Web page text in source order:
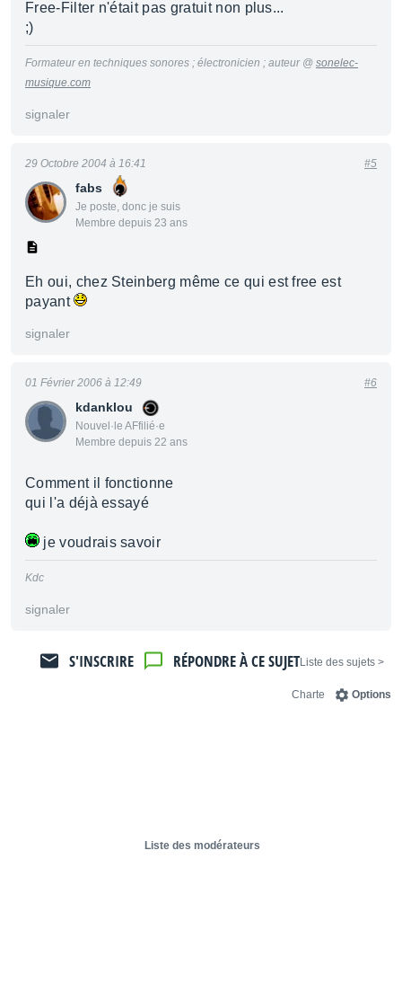
Free-Filter n'était pas gratuit non plus...
;)
Formateur en techniques sonores ; électronicien ; auteur @ sonelec-
musique.com
signaler
fabs
Je poste, donc je suis
Membre depuis 23 ans
29 Octobre 2004 à 16:41 #5
Eh oui, chez Steinberg même ce qui est free est
payant
signaler
kdanklou
Nouvel·le AFfilié·e
Membre depuis 22 ans
01 Février 2006 à 12:49 #6
Comment il fonctionne
qui l'a déjà essayé
je voudrais savoir
Kdc
signaler
< Liste des sujets
RÉPONDRE À CE SUJET
S'INSCRIRE
Options
Charte
Liste des modérateurs